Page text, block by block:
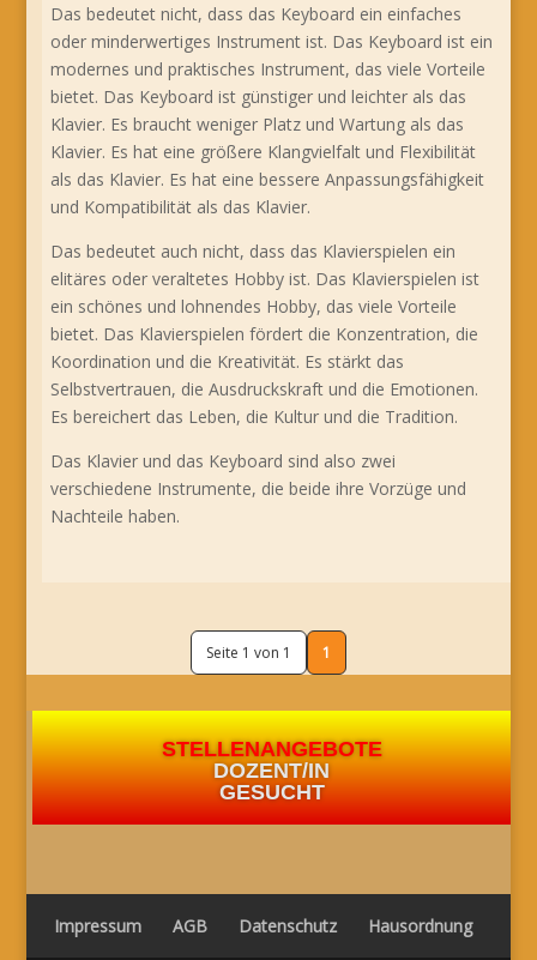
Das bedeutet nicht, dass das Keyboard ein einfaches
oder minderwertiges Instrument ist. Das Keyboard ist ein
modernes und praktisches Instrument, das viele Vorteile
bietet. Das Keyboard ist günstiger und leichter als das
Klavier. Es braucht weniger Platz und Wartung als das
Klavier. Es hat eine größere Klangvielfalt und Flexibilität
als das Klavier. Es hat eine bessere Anpassungsfähigkeit
und Kompatibilität als das Klavier.
Das bedeutet auch nicht, dass das Klavierspielen ein
elitäres oder veraltetes Hobby ist. Das Klavierspielen ist
ein schönes und lohnendes Hobby, das viele Vorteile
bietet. Das Klavierspielen fördert die Konzentration, die
Koordination und die Kreativität. Es stärkt das
Selbstvertrauen, die Ausdruckskraft und die Emotionen.
Es bereichert das Leben, die Kultur und die Tradition.
Das Klavier und das Keyboard sind also zwei
verschiedene Instrumente, die beide ihre Vorzüge und
Nachteile haben.
Seite 1 von 1 1
STELLENANGEBOTE
DOZENT/IN
GESUCHT
Impressum AGB Datenschutz Hausordnung